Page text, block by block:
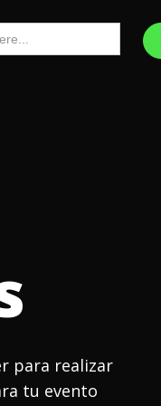
para realizar
tu evento